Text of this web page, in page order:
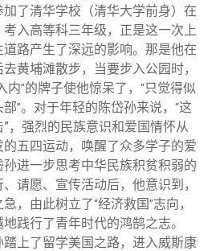
了清华学校（清华大学前身）在
考入高等科三年级，正是这一次上
路产生了深远的影响。那是他在
黄埔滩散步，当要步入公园时，
内”的牌子使他惊呆了， “只觉得似
部”。对于年轻的陈岱孙来说， “这
，强烈的民族意识和爱国情怀从
的五四运动，唤醒了众多学子的爱
进一步思考中华民族积贫积弱的
请愿、宣传活动后，他意识到，
，由此树立了“经济救国”志向，
践行了青年时代的鸿鹄之志。
踏上了留学美国之路，进入威斯康